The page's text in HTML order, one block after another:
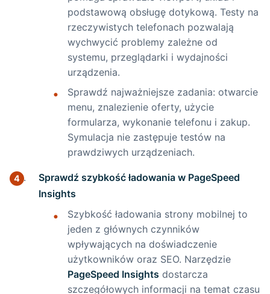
podstawową obsługę dotykową. Testy na
rzeczywistych telefonach pozwalają
wychwycić problemy zależne od
systemu, przeglądarki i wydajności
urządzenia.
Sprawdź najważniejsze zadania: otwarcie
menu, znalezienie oferty, użycie
formularza, wykonanie telefonu i zakup.
Symulacja nie zastępuje testów na
prawdziwych urządzeniach.
Sprawdź szybkość ładowania w PageSpeed
Insights
Szybkość ładowania strony mobilnej to
jeden z głównych czynników
wpływających na doświadczenie
użytkowników oraz SEO. Narzędzie
PageSpeed Insights dostarcza
szczegółowych informacji na temat czasu
wybrać wykonawcę
Zlecę wykonanie strony internetowej —
OLX czy profesjonalna firma?
Powrót na górę